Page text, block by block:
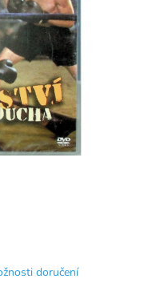
doručení